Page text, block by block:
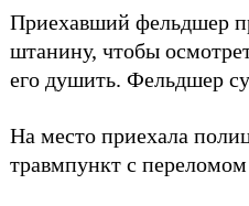
Приехавший фельдшер
штанину, чтобы
его душить. Фельдшер
На место приехала
травмпункт с переломом